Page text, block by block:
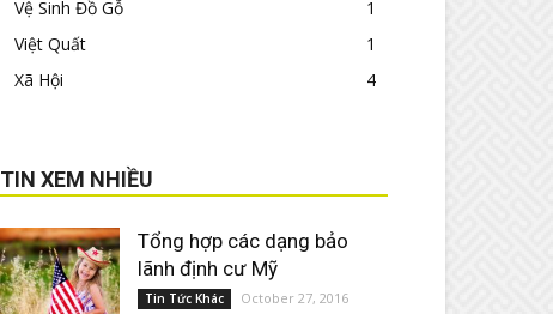
Vệ Sinh Đồ Gỗ
1
Việt Quất
1
Xã Hội
4
TIN XEM NHIỀU
Tổng hợp các dạng bảo
lãnh định cư Mỹ
Tin Tức Khác October 27, 2016